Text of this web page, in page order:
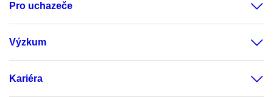
Pro uchazeče
Výzkum
Kariéra